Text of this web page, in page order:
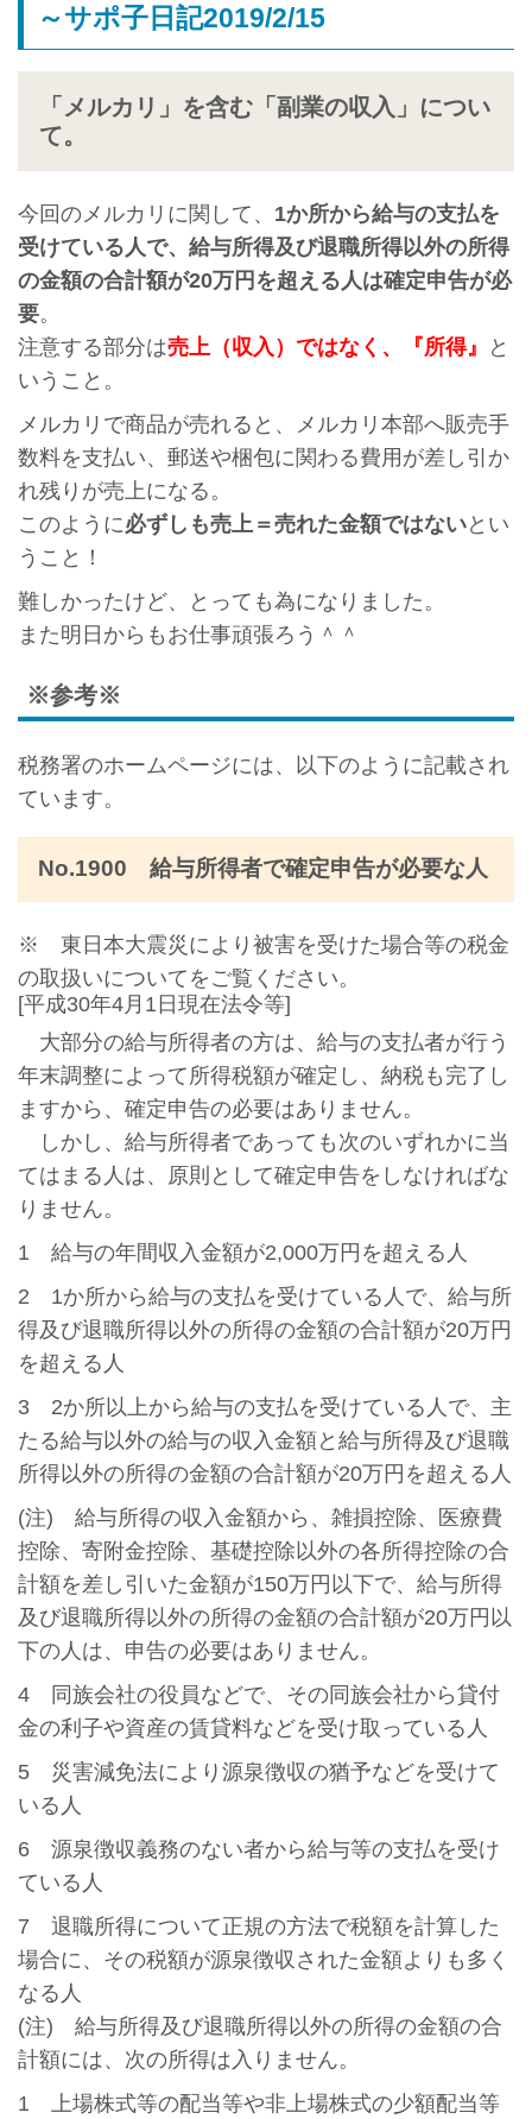
～サポ子日記2019/2/15
「メルカリ」を含む「副業の収入」につい
て。
今回のメルカリに関して、 1か所から給与の支払を
受けている人で、給与所得及び退職所得以外の所得
の金額の合計額が20万円を超える人は確定申告が必
要。
注意する部分は売上（収入）ではなく、『所得』
と
いうこと。
メルカリで商品が売れると、メルカリ本部へ販売手
数料を支払い、郵送や梱包に関わる費用が差し引か
れ残りが売上になる。
このように必ずしも売上＝売れた金額ではないとい
うこと！
難しかったけど、とっても為になりました。
また明日からもお仕事頑張ろう＾＾
※参考※
税務署のホームページには、以下のように記載され
ています。
No.1900 給与所得者で確定申告が必要な人
※ 東日本大震災により被害を受けた場合等の税金
の取扱いについてをご覧ください。
[平成30年4月1日現在法令等]
大部分の給与所得者の方は、給与の支払者が行う
年末調整によって所得税額が確定し、納税も完了し
ますから、確定申告の必要はありません。
しかし、給与所得者であっても次のいずれかに当
てはまる人は、原則として確定申告をしなければな
りません。
1 給与の年間収入金額が2,000万円を超える人
2 1か所から給与の支払を受けている人で、給与所
得及び退職所得以外の所得の金額の合計額が20万円
を超える人
3 2か所以上から給与の支払を受けている人で、主
たる給与以外の給与の収入金額と給与所得及び退職
所得以外の所得の金額の合計額が20万円を超える人
(注) 給与所得の収入金額から、雑損控除、医療費
控除、寄附金控除、基礎控除以外の各所得控除の合
計額を差し引いた金額が150万円以下で、給与所得
及び退職所得以外の所得の金額の合計額が20万円以
下の人は、申告の必要はありません。
4 同族会社の役員などで、その同族会社から貸付
金の利子や資産の賃貸料などを受け取っている人
5 災害減免法により源泉徴収の猶予などを受けて
いる人
6 源泉徴収義務のない者から給与等の支払を受け
ている人
7 退職所得について正規の方法で税額を計算した
場合に、その税額が源泉徴収された金額よりも多く
なる人
(注) 給与所得及び退職所得以外の所得の金額の合
計額には、次の所得は入りません。
1 上場株式等の配当等や非上場株式の少額配当等